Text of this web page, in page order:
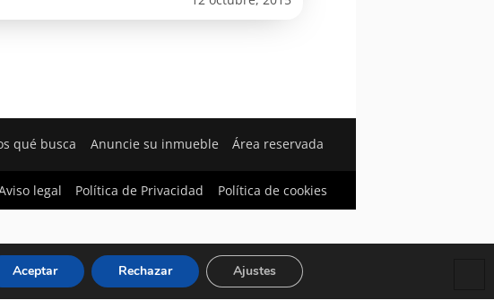
qué busca Anuncie su inmueble Área reservada
legal Política de Privacidad Política de cookies
Aceptar Rechazar Ajustes